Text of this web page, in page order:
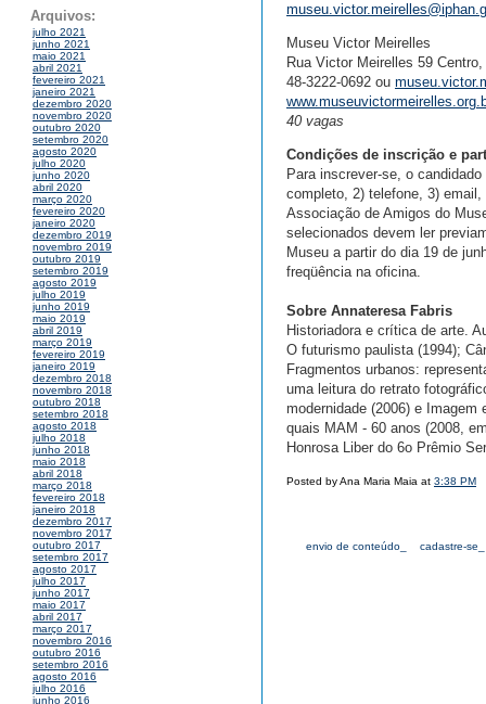
Arquivos:
julho 2021
junho 2021
maio 2021
abril 2021
fevereiro 2021
janeiro 2021
dezembro 2020
novembro 2020
outubro 2020
setembro 2020
agosto 2020
julho 2020
junho 2020
abril 2020
março 2020
fevereiro 2020
janeiro 2020
dezembro 2019
novembro 2019
outubro 2019
setembro 2019
agosto 2019
julho 2019
junho 2019
maio 2019
abril 2019
março 2019
fevereiro 2019
janeiro 2019
dezembro 2018
novembro 2018
outubro 2018
setembro 2018
agosto 2018
julho 2018
junho 2018
maio 2018
abril 2018
março 2018
fevereiro 2018
janeiro 2018
dezembro 2017
novembro 2017
outubro 2017
setembro 2017
agosto 2017
julho 2017
junho 2017
maio 2017
abril 2017
março 2017
novembro 2016
outubro 2016
setembro 2016
agosto 2016
julho 2016
junho 2016
Museu Victor Meirelles
Rua Victor Meirelles 59
48-3222-0692 ou
40 vagas
Condições de inscrição e
Para inscrever-se, o
completo, 2) telefone, 3)
Associação de Amigos do
selecionados devem ler
Museu a partir do dia 19 de
freqüência na oficina.
Sobre Annateresa Fabris
Historiadora e crítica de arte.
O futurismo paulista (1994);
Fragmentos urbanos:
uma leitura do retrato
modernidade (2006) e
quais MAM - 60 anos (2008,
Honrosa Liber do 6o Prêmio
Posted by Ana Maria Maia at 3:38 PM
envio de conteúdo_ cadastre-se_